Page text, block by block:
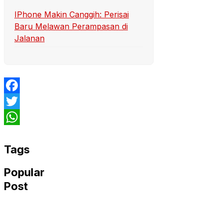
IPhone Makin Canggih: Perisai
Baru Melawan Perampasan di
Jalanan
Facebook
Twitter
Tags
Popular
Post